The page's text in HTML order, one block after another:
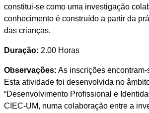
constitui-se como uma investigação
conhecimento é construído a partir da
das crianças.
Duração: 2.00 Horas
Observações: As inscrições
Esta atividade foi desenvolvida no
“Desenvolvimento Profissional e
CIEC-UM, numa colaboração entre a